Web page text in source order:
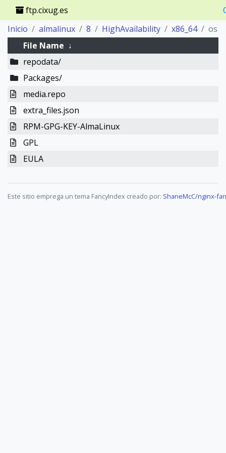
ftp.cixug.es
Inicio
almalinux 8 HighAvailability x86_64
os
File Name ↓
repodata/
Packages/
media.repo
extra_files.json
RPM-GPG-KEY-AlmaLinux
GPL
EULA
Este sitio emprega un tema FancyIndex creado por: ShaneMcC/nginx-